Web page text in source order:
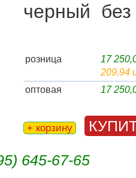
черный
розница
17
209,94
оптовая
17
+ корзину
645-67-65